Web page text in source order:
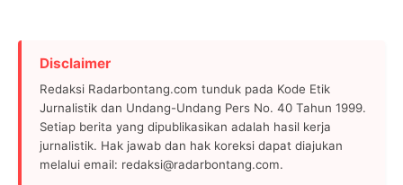
Disclaimer
Redaksi Radarbontang.com tunduk pada Kode Etik
Jurnalistik dan Undang-Undang Pers No. 40 Tahun 1999.
Setiap berita yang dipublikasikan adalah hasil kerja
jurnalistik. Hak jawab dan hak koreksi dapat diajukan
melalui email: redaksi@radarbontang.com.